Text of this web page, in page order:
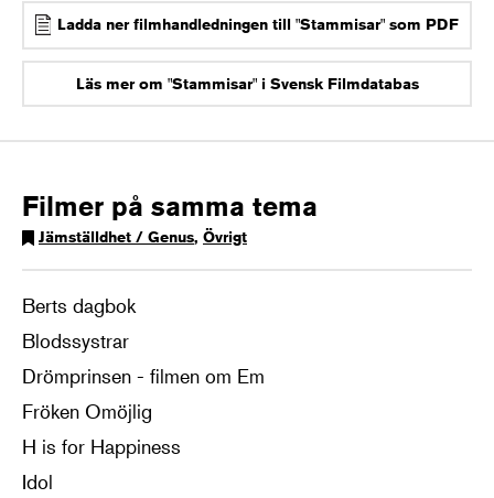
Ladda ner filmhandledningen till "Stammisar" som PDF
Läs mer om "Stammisar" i Svensk Filmdatabas
Filmer på samma tema
Jämställdhet / Genus, Övrigt
Berts dagbok
Blodssystrar
Drömprinsen - filmen om Em
Fröken Omöjlig
H is for Happiness
Idol